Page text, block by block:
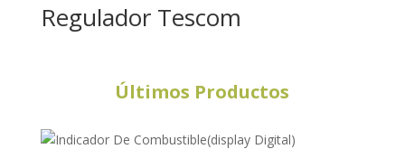
Regulador Tescom
Últimos Productos